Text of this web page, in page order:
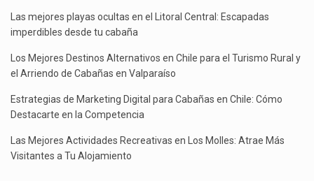
Las mejores playas ocultas en el Litoral Central: Escapadas
imperdibles desde tu cabaña
Los Mejores Destinos Alternativos en Chile para el Turismo Rural y
el Arriendo de Cabañas en Valparaíso
Estrategias de Marketing Digital para Cabañas en Chile: Cómo
Destacarte en la Competencia
Las Mejores Actividades Recreativas en Los Molles: Atrae Más
Visitantes a Tu Alojamiento